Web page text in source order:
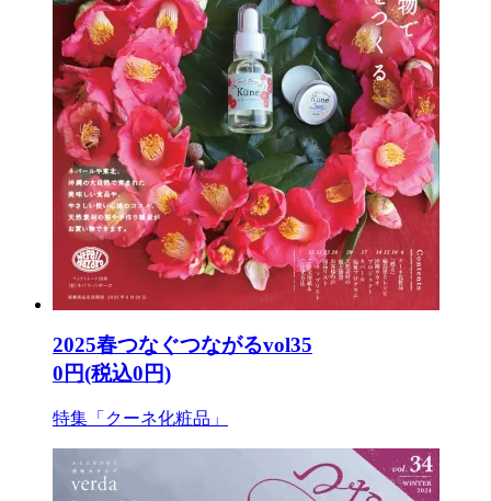
2025春つなぐつながるvol35
0円(税込0円)
特集「クーネ化粧品」